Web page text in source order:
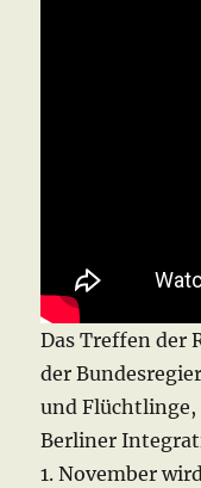
Das Treffen der
der
und Flüchtlinge,
Berliner
1. November